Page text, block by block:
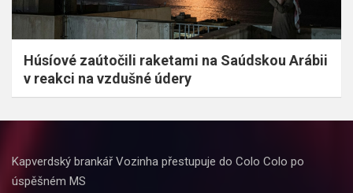
Húsíové zaútočili raketami na Saúdskou Arábii
v reakci na vzdušné údery
Kapverdský brankář Vozinha přestupuje do Colo Colo po
úspěšném MS